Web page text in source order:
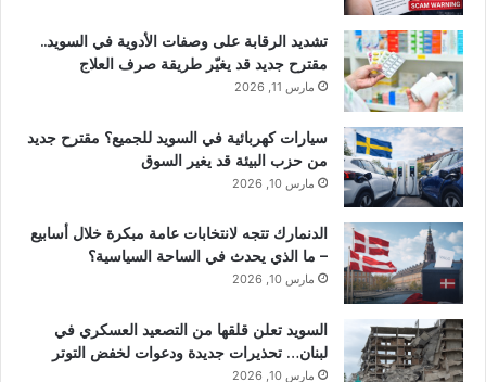
تشديد الرقابة على وصفات الأدوية في السويد..
مقترح جديد قد يغيّر طريقة صرف العلاج
مارس 11, 2026
سيارات كهربائية في السويد للجميع؟ مقترح جديد
من حزب البيئة قد يغير السوق
مارس 10, 2026
الدنمارك تتجه لانتخابات عامة مبكرة خلال أسابيع
– ما الذي يحدث في الساحة السياسية؟
مارس 10, 2026
السويد تعلن قلقها من التصعيد العسكري في
لبنان… تحذيرات جديدة ودعوات لخفض التوتر
مارس 10, 2026